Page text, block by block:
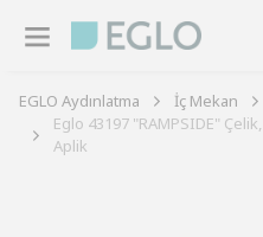
EGLO Aydınlatma İç Mekan
Eglo 43197 "RAMPSIDE"
Aplik